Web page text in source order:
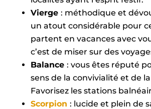
Vierge : méthodique et
un atout considérable pour
partent en vacances avec
c’est de miser sur des
Balance : vous êtes réputé
sens de la convivialité et de
Favorisez les stations
Scorpion : lucide et plein de